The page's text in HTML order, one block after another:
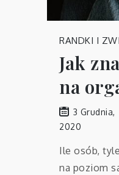
RANDKI I
Jak
na
3 Grudnia,
2020
Ile osób,
na poziom